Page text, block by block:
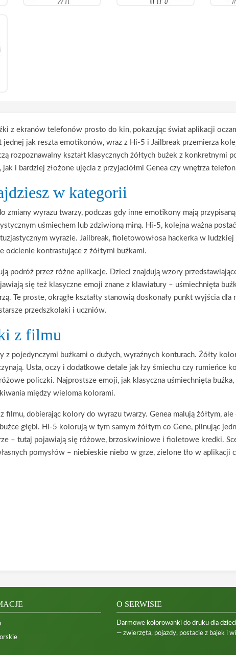
z ekranów telefonów prosto do kin, pokazując świat aplikacji
jak reszta emotikonów, wraz z Hi-5 i Jailbreak przemierza
rozpoznawalny kształt klasycznych żółtych buźek z konkretnymi
i bardziej złożone ujęcia z przyjaciółmi Genea czy wnętrza
w kategorii
zmiany wyrazu twarzy, podczas gdy inne emotikony mają
uśmiechem lub zdziwioną miną. Hi-5, kolejna ważna
wyrazie. Jailbreak, fioletowowłosa hackerka w
odcienie kontrastujące z żółtymi buźkami.
podróż przez różne aplikacje. Dzieci znajdują wzory
się też klasyczne emoji znane z klawiatury – uśmiechnięta
Te proste, okrągłe kształty stanowią doskonały punkt wyjścia dla
przedszkolaki i uczniów.
z filmu
z pojedynczymi buźkami o dużych, wyraźnych konturach. Żółty
Usta, oczy i dodatkowe detale jak łzy śmiechu czy rumieńce
policzki. Najprostsze emoji, jak klasyczna uśmiechnięta
między wieloma kolorami.
dobierając kolory do wyrazu twarzy. Genea malują żółtym,
głębi. Hi-5 kolorują w tym samym żółtym co Gene, pilnując
– tutaj pojawiają się różowe, brzoskwiniowe i fioletowe kredki.
pomysłów – niebieskie niebo w grze, zielone tło w aplikacji
O SERWISIE
Darmowe kolorowanki do druku dla
— zwierzęta, pojazdy, postacie z bajek i